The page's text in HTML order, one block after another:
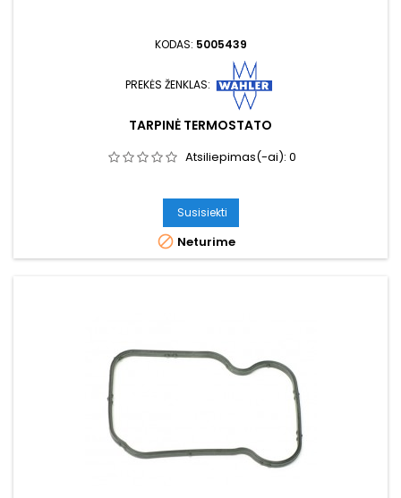
KODAS: 5005439
PREKĖS ŽENKLAS:
TARPINĖ TERMOSTATO
Atsiliepimas(-ai): 0
Susisiekti
 Neturime